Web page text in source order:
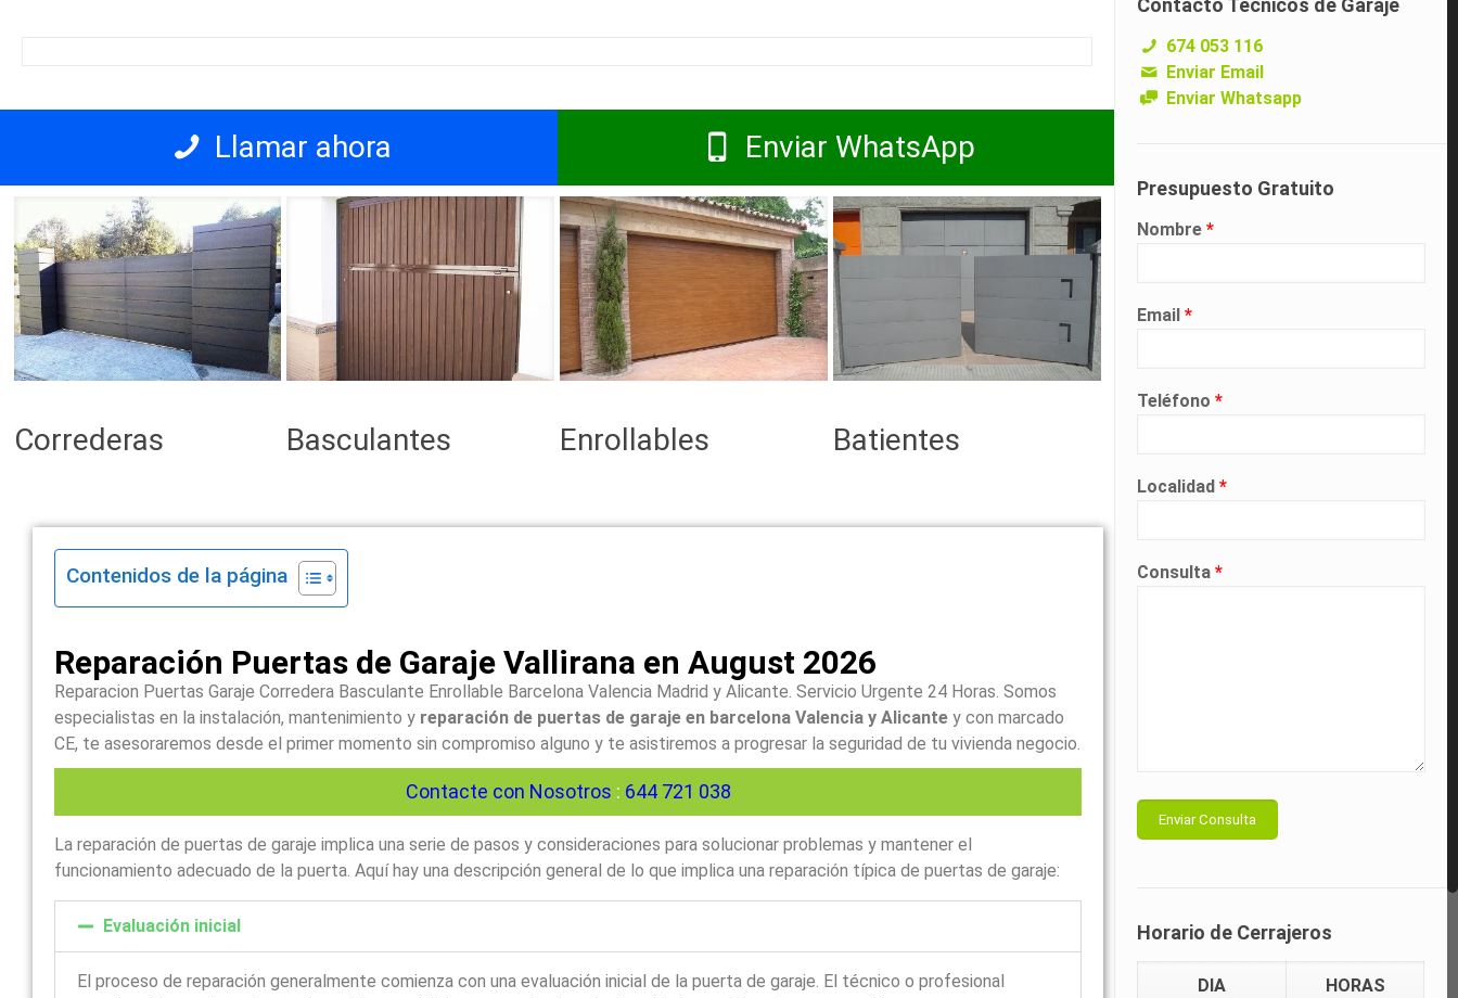
Llamar ahora Enviar WhatsApp
Correderas Basculantes Enrollables Batientes
Contenidos de la página
Reparación Puertas de Garaje Vallirana en August 2026
Reparacion Puertas Garaje Corredera Basculante Enrollable Barcelona Valencia Madrid y Alicante. Servicio Urgente 24 Horas. Somos
especialistas en la instalación, mantenimiento y reparación de puertas de garaje en barcelona Valencia y Alicante y con marcado
CE, te asesoraremos desde el primer momento sin compromiso alguno y te asistiremos a progresar la seguridad de tu vivienda negocio.
Contacte con Nosotros : 644 721 038
La reparación de puertas de garaje implica una serie de pasos y consideraciones para solucionar problemas y mantener el
funcionamiento adecuado de la puerta. Aquí hay una descripción general de lo que implica una reparación típica de puertas de garaje:
Evaluación inicial
El proceso de reparación generalmente comienza con una evaluación inicial de la puerta de garaje. El técnico o profesional
Contacto Técnicos de Garaje
674 053 116
Enviar Email
Enviar Whatsapp
Presupuesto Gratuito
Nombre*
Email*
Teléfono*
Localidad*
Consulta*
Horario de Cerrajeros
DIA HORAS